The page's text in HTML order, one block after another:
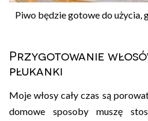
Piwo będzie gotowe do użycia,
Przygotowanie
płukanki
Moje włosy cały czas są
domowe sposoby muszę